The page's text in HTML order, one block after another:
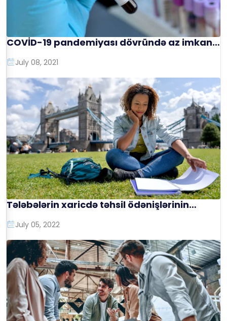
COVİD-19 pandemiyası dövründə az imkanlı
paylanması
July 08, 2021
Tələbələrin xaricdə təhsil ödənişlərinin
July 05, 2022